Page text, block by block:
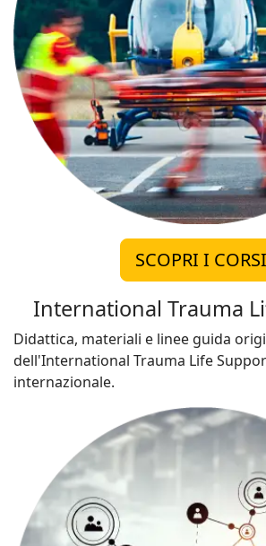
SCOPRI I CORSI
International Trauma
Didattica, materiali e linee guida
dell'International Trauma Life
internazionale.